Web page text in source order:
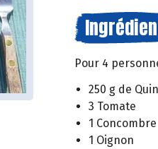
Pour 4
250 g de
3 Tomate
1 Concombre
1 Oignon